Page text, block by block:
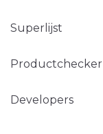
Superlijst
Productchecker
Developers